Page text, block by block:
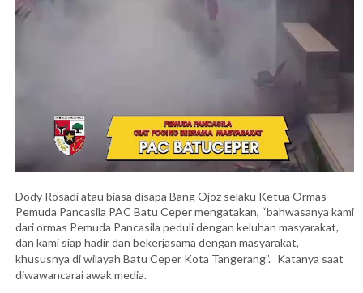
Dody Rosadi atau biasa disapa Bang Ojoz selaku Ketua Ormas
Pemuda Pancasila PAC Batu Ceper mengatakan, “bahwasanya kami
dari ormas Pemuda Pancasila peduli dengan keluhan masyarakat,
dan kami siap hadir dan bekerjasama dengan masyarakat,
khususnya di wilayah Batu Ceper Kota Tangerang”. Katanya saat
diwawancarai awak media.